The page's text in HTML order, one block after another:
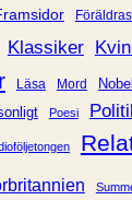
Klassiker
Läsa Mord
Poesi